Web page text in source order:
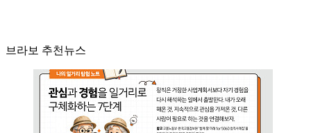
브라보 추천뉴스